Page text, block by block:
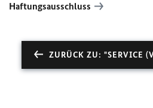
Haftungsausschluss
ZURÜCK ZU: "SERVICE